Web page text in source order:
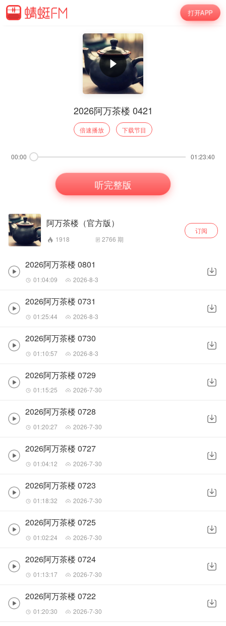
打开APP
2026阿万茶楼 0421
倍速播放 下载节目
00:00 01:23:40
听完整版
阿万茶楼（官方版）
1918 2766 期
订阅
2026阿万茶楼 0801
01:04:09 2026-8-3
2026阿万茶楼 0731
01:25:44 2026-8-3
2026阿万茶楼 0730
01:10:57 2026-8-3
2026阿万茶楼 0729
01:15:25 2026-7-30
2026阿万茶楼 0728
01:20:27 2026-7-30
2026阿万茶楼 0727
01:04:12 2026-7-30
2026阿万茶楼 0723
01:18:32 2026-7-30
2026阿万茶楼 0725
01:02:24 2026-7-30
2026阿万茶楼 0724
01:13:17 2026-7-30
2026阿万茶楼 0722
01:20:30 2026-7-30